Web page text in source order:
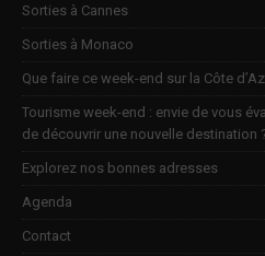
Sorties à Cannes
Sorties à Monaco
Que faire ce week-end sur la Côte
Tourisme week-end : envie de vous
de découvrir une nouvelle destination
Explorez nos bonnes adresses
Agenda
Contact